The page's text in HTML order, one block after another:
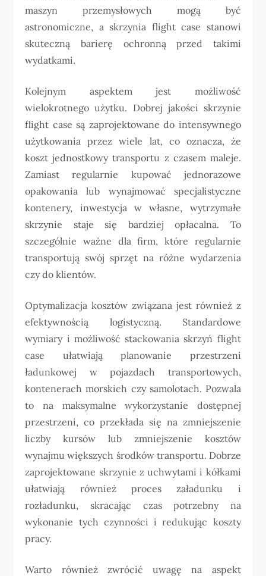
maszyn przemysłowych mogą być
astronomiczne, a skrzynia flight case stanowi
skuteczną barierę ochronną przed takimi
wydatkami.
Kolejnym aspektem jest możliwość
wielokrotnego użytku. Dobrej jakości skrzynie
flight case są zaprojektowane do intensywnego
użytkowania przez wiele lat, co oznacza, że
koszt jednostkowy transportu z czasem maleje.
Zamiast regularnie kupować jednorazowe
opakowania lub wynajmować specjalistyczne
kontenery, inwestycja w własne, wytrzymałe
skrzynie staje się bardziej opłacalna. To
szczególnie ważne dla firm, które regularnie
transportują swój sprzęt na różne wydarzenia
czy do klientów.
Optymalizacja kosztów związana jest również z
efektywnością logistyczną. Standardowe
wymiary i możliwość stackowania skrzyń flight
case ułatwiają planowanie przestrzeni
ładunkowej w pojazdach transportowych,
kontenerach morskich czy samolotach. Pozwala
to na maksymalne wykorzystanie dostępnej
przestrzeni, co przekłada się na zmniejszenie
liczby kursów lub zmniejszenie kosztów
wynajmu większych środków transportu. Dobrze
zaprojektowane skrzynie z uchwytami i kółkami
ułatwiają również proces załadunku i
rozładunku, skracając czas potrzebny na
wykonanie tych czynności i redukując koszty
pracy.
Warto również zwrócić uwagę na aspekt